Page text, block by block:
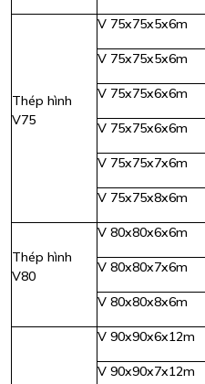
Thép hình
V75
V 75x75x5x6m
V 75x75x5x6m
V 75x75x6x6m
V 75x75x6x6m
V 75x75x7x6m
V 75x75x8x6m
Thép hình
V80
V 80x80x6x6m
V 80x80x7x6m
V 80x80x8x6m
V 90x90x6x12m
V 90x90x7x12m